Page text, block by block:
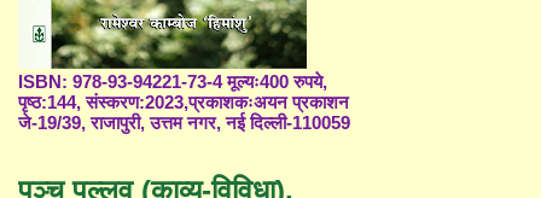
ISBN: 978-93-94221-73-4 मूल्यः400 रुपये,
पृष्ठ:144, संस्करण:2023,प्रकाशकःअयन प्रकाशन
जे-19/39, राजापुरी, उत्तम नगर, नई दिल्ली-110059
पञ्च पल्लव (काव्य-विविधा),